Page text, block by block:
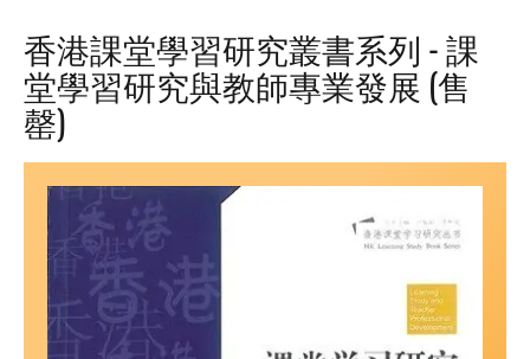
香港課堂學習研究叢書系列 - 課
堂學習研究與教師專業發展 (售
罄)